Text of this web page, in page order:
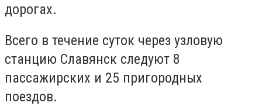
дорогах.
Всего в течение суток через узловую
станцию ​​Славянск следуют 8
пассажирских и 25 пригородных
поездов.